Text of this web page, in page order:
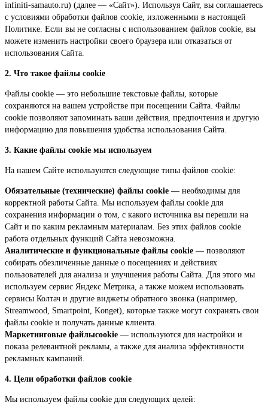
infiniti-samauto.ru) (далее — «Сайт»). Используя Сайт, вы соглашаетесь
с условиями обработки файлов cookie, изложенными в настоящей
Политике. Если вы не согласны с использованием файлов cookie, вы
можете изменить настройки своего браузера или отказаться от
использования Сайта.
2. Что такое файлы cookie
Файлы cookie — это небольшие текстовые файлы, которые
сохраняются на вашем устройстве при посещении Сайта. Файлы
cookie позволяют запоминать ваши действия, предпочтения и другую
информацию для повышения удобства использования Сайта.
3. Какие файлы cookie мы используем
На нашем Сайте используются следующие типы файлов cookie:
Обязательные (технические) файлы cookie — необходимы для
корректной работы Сайта. Мы используем файлы cookie для
сохранения информации о том, с какого источника вы перешли на
Сайт и по каким рекламным материалам. Без этих файлов cookie
работа отдельных функций Сайта невозможна.
Аналитические и функциональные файлы cookie — позволяют
собирать обезличенные данные о посещениях и действиях
пользователей для анализа и улучшения работы Сайта. Для этого мы
используем сервис Яндекс.Метрика, а также можем использовать
сервисы Колтач и другие виджеты обратного звонка (например,
Streamwood, Smartpoint, Konget), которые также могут сохранять свои
файлы cookie и получать данные клиента.
Маркетинговые файлыcookie — используются для настройки и
показа релевантной рекламы, а также для анализа эффективности
рекламных кампаний.
4. Цели обработки файлов cookie
Мы используем файлы cookie для следующих целей: